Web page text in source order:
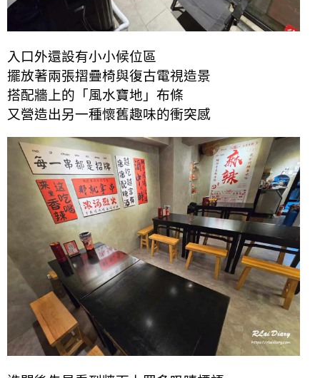
入口外還設有小小候位區
擺放著兩張摺疊椅與復古電視造景
搭配牆上的「風水寶地」布條
又營造出另一種懷舊趣味的衝突感